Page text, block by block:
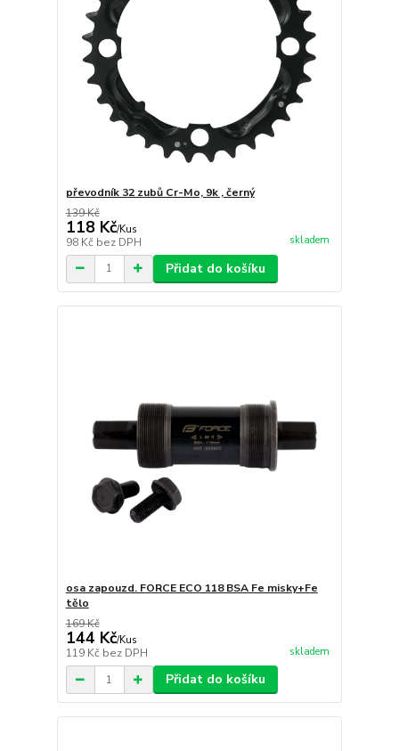
převodník 32 zubů Cr-Mo, 9k , černý
139 Kč
118 Kč/Kus
98 Kč bez DPH skladem
Přidat do košíku
osa zapouzd. FORCE ECO 118 BSA Fe misky+Fe
tělo
169 Kč
144 Kč/Kus
119 Kč bez DPH skladem
Přidat do košíku